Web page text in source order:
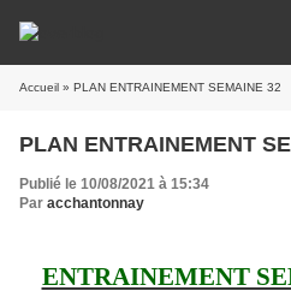
Accueil » PLAN ENTRAINEMENT SEMAINE 32
PLAN ENTRAINEMENT
Publié le 10/08/2021 à 15:34
Par acchantonnay
ENTRAINEMENT